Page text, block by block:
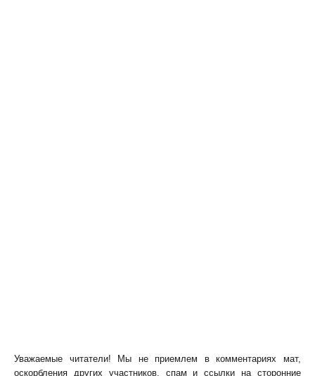
Уважаемые читатели! Мы не приемлем в комментариях мат,
оскорбления других участников, спам и ссылки на сторонние